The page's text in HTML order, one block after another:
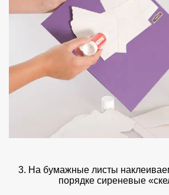
3. На бумажные листы
порядке сиреневые